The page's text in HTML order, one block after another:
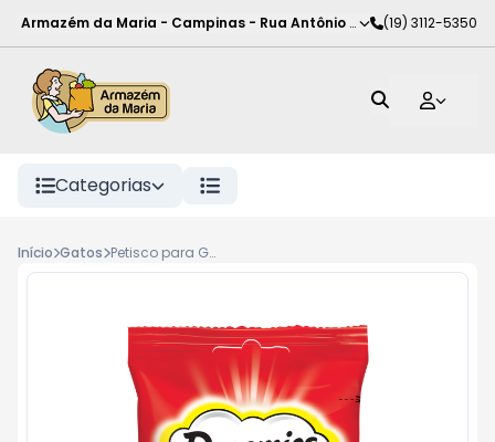
Armazém da Maria - Campinas - Rua Antônio Rodrigues de
(19) 3112-5350
Categorias
Início Gatos Petisco para Gatos Adultos Carne Dreamies Pacote 40g